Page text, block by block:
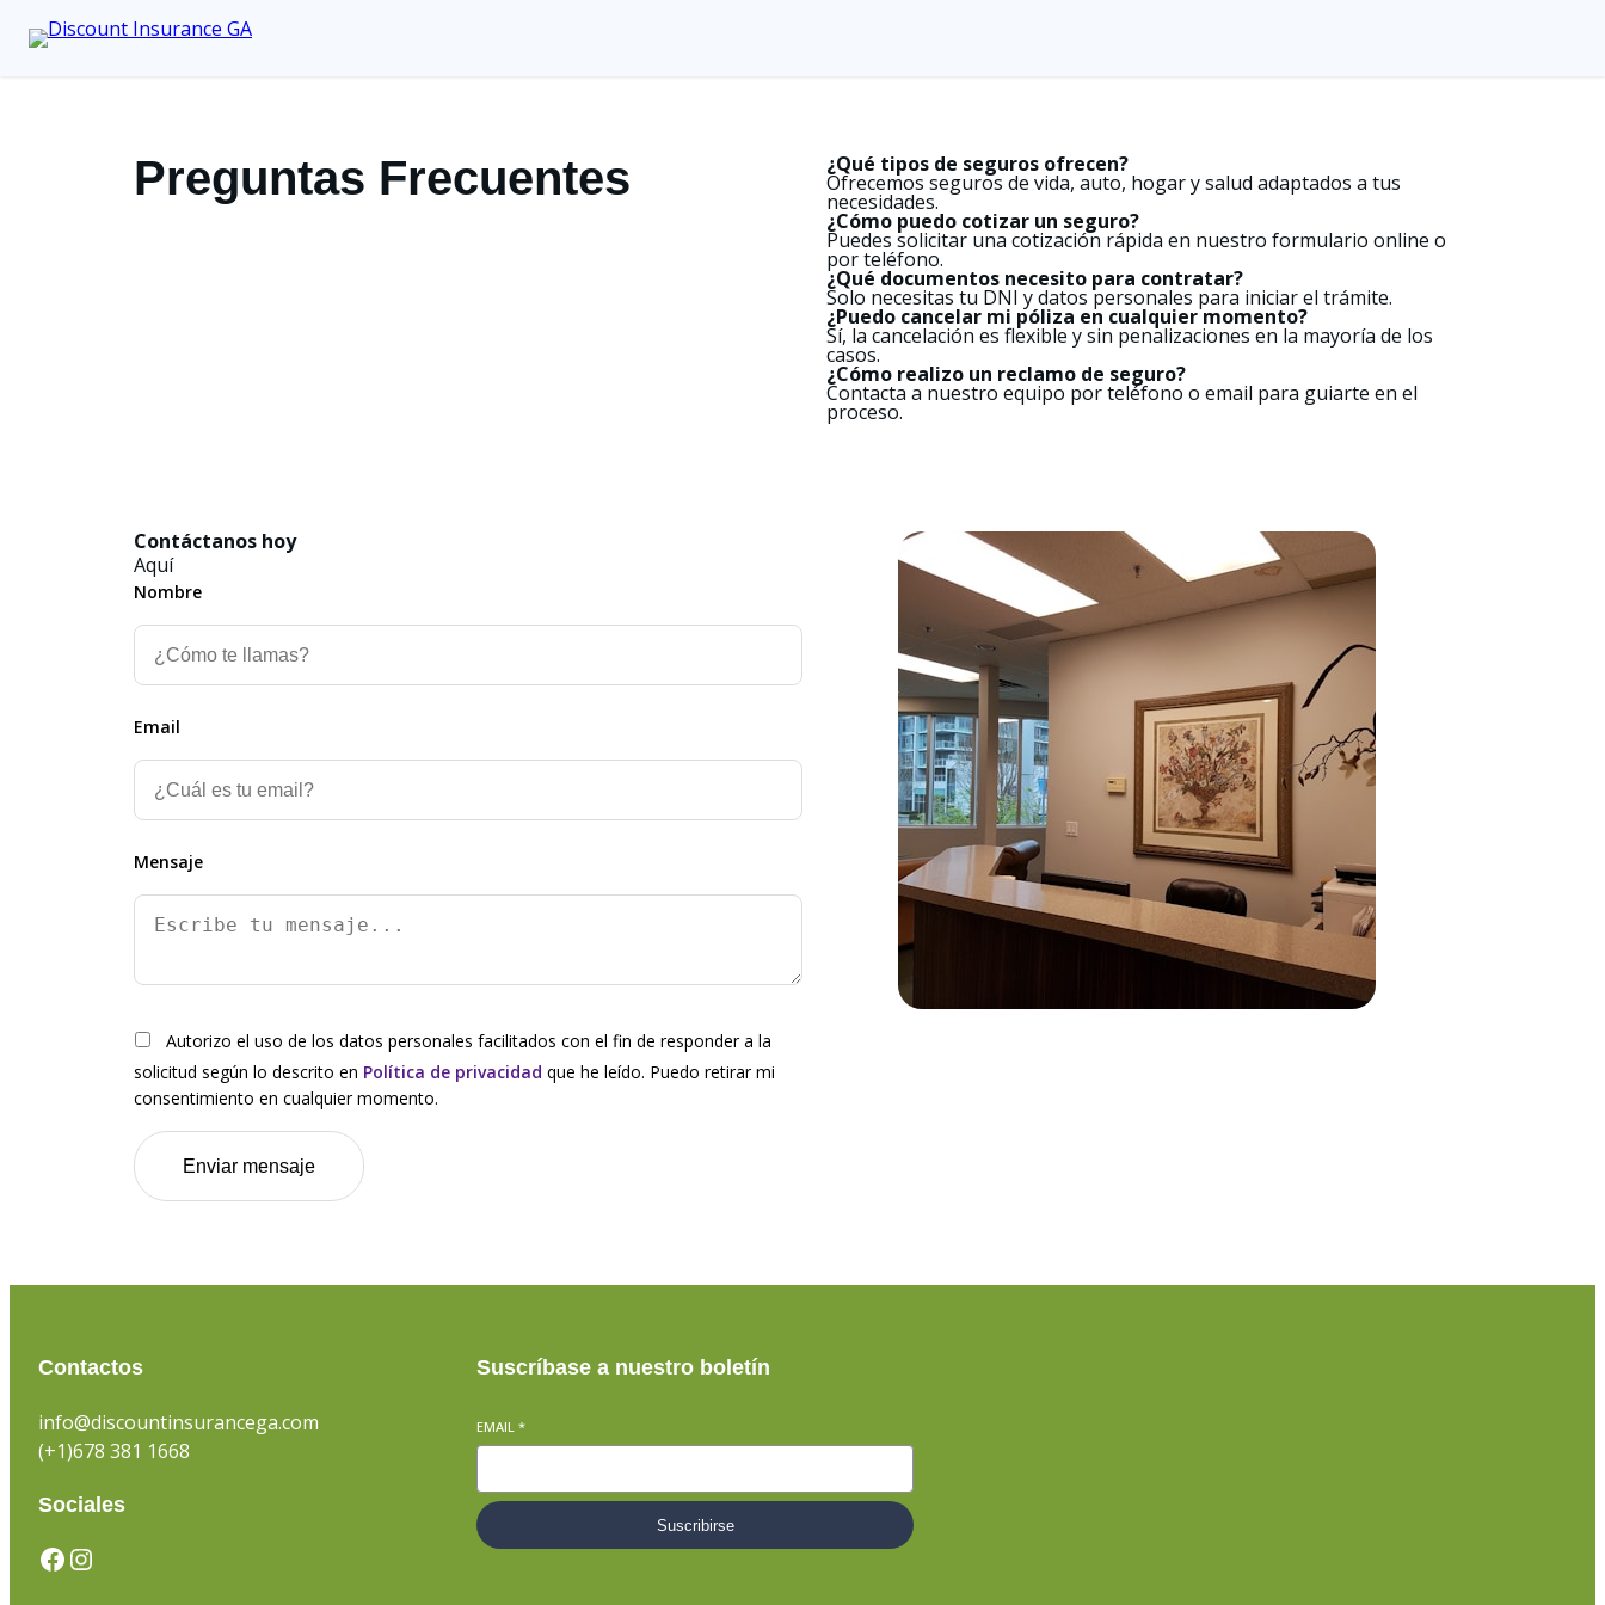
Preguntas Frecuentes ¿Qué tipos de seguros ofrecen?
Ofrecemos seguros de vida, auto, hogar y salud adaptados a tus
necesidades.
¿Cómo puedo cotizar un seguro?
Puedes solicitar una cotización rápida en nuestro formulario online o
por teléfono.
¿Qué documentos necesito para contratar?
Solo necesitas tu DNI y datos personales para iniciar el trámite.
¿Puedo cancelar mi póliza en cualquier momento?
Sí, la cancelación es flexible y sin penalizaciones en la mayoría de los
casos.
¿Cómo realizo un reclamo de seguro?
Contacta a nuestro equipo por teléfono o email para guiarte en el
proceso.
Contáctanos hoy
Aquí
Nombre
Email
Mensaje
Autorizo el uso de los datos personales facilitados con el fin de responder a la
solicitud según lo descrito en Política de privacidad que he leído. Puedo retirar mi
consentimiento en cualquier momento.
Contactos
info@discountinsurancega.com
(+1)678 381 1668
Sociales
Suscríbase a nuestro boletín
EMAIL *
Suscribirse